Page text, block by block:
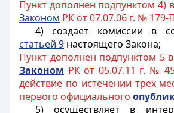
Пункт дополнен подпунктом 4)
Законом РК от 07.07.06 г. № 179-
4) создает комиссии в
статьей 9 настоящего Закона;
Пункт дополнен подпунктом 5
Законом РК от 05.07.11 г. №
действие по истечении трех
первого официального
5) осуществляет в